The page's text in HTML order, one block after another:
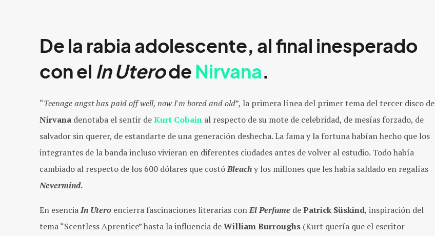
De la rabia adolescente, al final inesperado
con el In Uterode Nirvana.
“Teenage angst has paid off well, now I'm bored and old”, la primera línea del primer tema del tercer disco de
Nirvana denotaba el sentir deKurt Cobain al respecto de su mote de celebridad, de mesías forzado, de
salvador sin querer, de estandarte de una generación deshecha. La fama y la fortuna habían hecho que los
integrantes de la banda incluso vivieran en diferentes ciudades antes de volver al estudio. Todo había
cambiado al respecto de los 600 dólares que costóBleachy los millones que les había saldado en regalías
Nevermind.
En esenciaIn Utero encierra fascinaciones literarias conEl Perfume dePatrick Süskind, inspiración del
tema “Scentless Aprentice” hasta la influencia deWilliamBurroughs (Kurt quería que el escritor